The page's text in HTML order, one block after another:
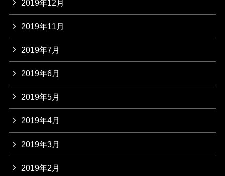
2019年12月
2019年11月
2019年7月
2019年6月
2019年5月
2019年4月
2019年3月
2019年2月